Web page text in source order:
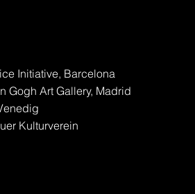
Initiative, Barcelona
Gogh Art Gallery, Madrid
Kulturverein